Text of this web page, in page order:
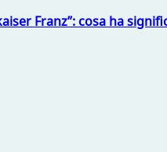
Franz”: cosa ha